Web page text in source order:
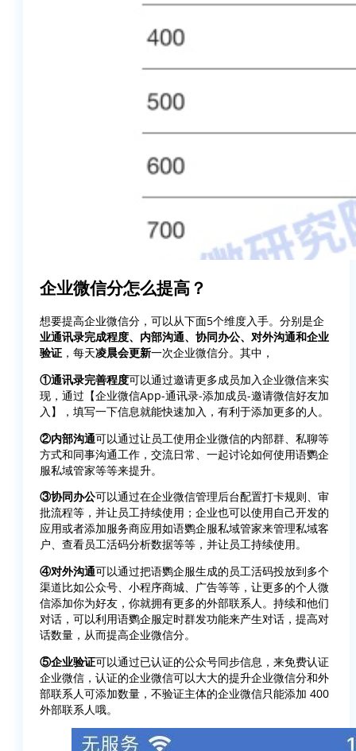
企业微信分怎么提高？
想要提高企业微信分，可以从下面5个维度入手。分别是企
业通讯录完成程度、内部沟通、协同办公、对外沟通和企业
验证 ，每天凌晨会更新一次企业微信分。其中，
①通讯录完善程度可以通过邀请更多成员加入企业微信来实
现，通过【企业微信App-通讯录-添加成员-邀请微信好友加
入】，填写一下信息就能快速加入，有利于添加更多的人。
②内部沟通可以通过让员工使用企业微信的内部群、私聊等
方式和同事沟通工作，交流日常、一起讨论如何使用语鹦企
服私域管家等等来提升。
③协同办公可以通过在企业微信管理后台配置打卡规则、审
批流程等，并让员工持续使用；企业也可以使用自己开发的
应用或者添加服务商应用如语鹦企服私域管家来管理私域客
户、查看员工活码分析数据等等，并让员工持续使用。
④对外沟通可以通过把语鹦企服生成的员工活码投放到多个
渠道比如公众号、小程序商城、广告等等，让更多的个人微
信添加你为好友，你就拥有更多的外部联系人。持续和他们
对话，可以利用语鹦企服定时群发功能来产生对话，提高对
话数量，从而提高企业微信分。
⑤企业验证可以通过已认证的公众号同步信息，来免费认证
企业微信，认证的企业微信可以大大的提升企业微信分和外
部联系人可添加数量，不验证主体的企业微信只能添加 400
外部联系人哦。